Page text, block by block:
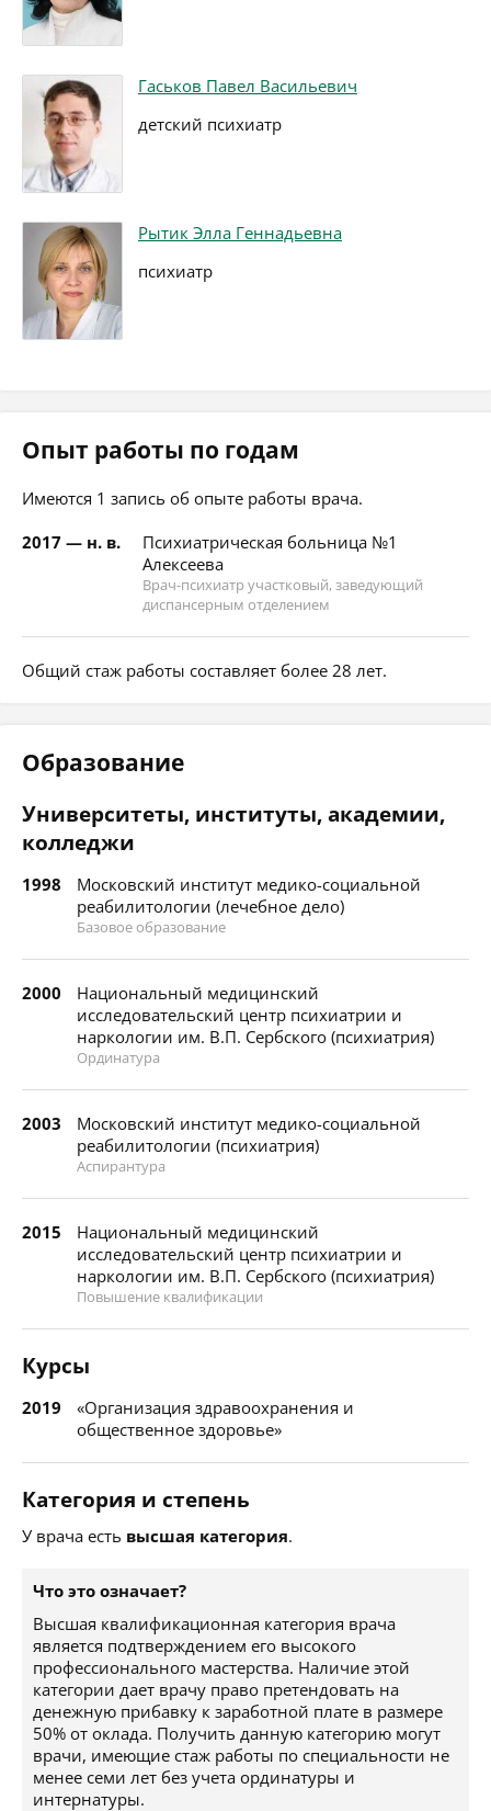
Гаськов Павел Васильевич
детский психиатр
Рытик Элла Геннадьевна
психиатр
Опыт работы по годам
Имеются 1 запись об опыте работы врача.
2017 — н. в.
Психиатрическая больница №1
Алексеева
Врач-психиатр участковый, заведующий
диспансерным отделением
Общий стаж работы составляет более 28 лет.
Образование
Университеты, институты, академии,
колледжи
1998
Московский институт медико-социальной
реабилитологии (лечебное дело)
Базовое образование
2000
Национальный медицинский
исследовательский центр психиатрии и
наркологии им. В.П. Сербского (психиатрия)
Ординатура
2003
Московский институт медико-социальной
реабилитологии (психиатрия)
Аспирантура
2015
Национальный медицинский
исследовательский центр психиатрии и
наркологии им. В.П. Сербского (психиатрия)
Повышение квалификации
Курсы
2019
«Организация здравоохранения и
общественное здоровье»
Категория и степень
У врача есть высшая категория.
Что это означает?
Высшая квалификационная категория врача
является подтверждением его высокого
профессионального мастерства. Наличие этой
категории дает врачу право претендовать на
денежную прибавку к заработной плате в размере
50% от оклада. Получить данную категорию могут
врачи, имеющие стаж работы по специальности не
менее семи лет без учета ординатуры и
интернатуры.